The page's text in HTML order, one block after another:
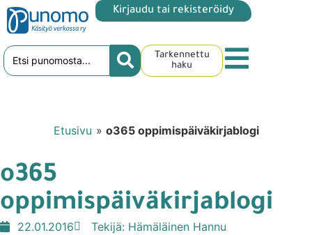
Kirjaudu tai rekisteröidy
Tarkennettu
haku
Etusivu » o365 oppimispäiväkirjablogi
o365
oppimispäiväkirjablogi
22.01.2016 Tekijä: Hämäläinen Hannu